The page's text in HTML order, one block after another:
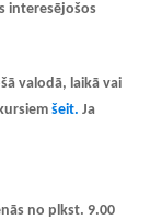
interesējošos
valodā, laikā vai
šeit. Ja
no plkst. 9.00